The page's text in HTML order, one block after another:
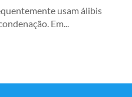
usam álibis
Em...